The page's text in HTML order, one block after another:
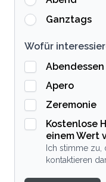
Ganztags
Wofür
Abendessen
Apero
Zeremonie
Kostenlose
einem Wert
Ich stimme
kontaktieren